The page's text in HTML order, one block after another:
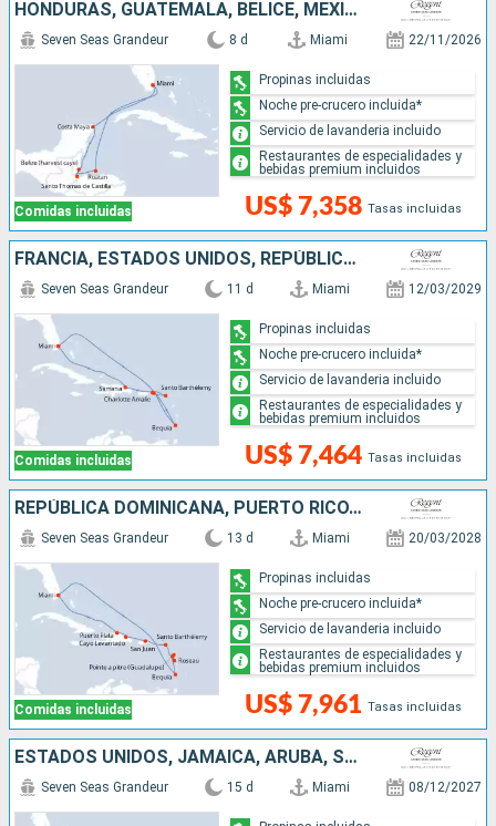
HONDURAS, GUATEMALA, BELICE, MÉXICO, ESTADOS UNIDOS
Comidas incluidas
Seven Seas Grandeur 8 d Miami 22/11/2026
US$ 7,358 Tasas incluidas
Propinas incluidas
Noche pre-crucero incluida*
Servicio de lavanderia incluido
Restaurantes de especialidades y
bebidas premium incluidos
FRANCIA, ESTADOS UNIDOS, REPÚBLICA DOMINICANA, SAN VINCENT Y LAS GRANADINAS
Comidas incluidas
Seven Seas Grandeur 11 d Miami 12/03/2029
US$ 7,464 Tasas incluidas
Propinas incluidas
Noche pre-crucero incluida*
Servicio de lavanderia incluido
Restaurantes de especialidades y
bebidas premium incluidos
REPÚBLICA DOMINICANA, PUERTO RICO, FRANCIA, DOMINICA, SAN VINCENT Y LAS GRANADINAS, ESTADOS UNIDOS
Comidas incluidas
Seven Seas Grandeur 13 d Miami 20/03/2028
US$ 7,961 Tasas incluidas
Propinas incluidas
Noche pre-crucero incluida*
Servicio de lavanderia incluido
Restaurantes de especialidades y
bebidas premium incluidos
ESTADOS UNIDOS, JAMAICA, ARUBA, SANTA LUCIA, BARBADOS
Seven Seas Grandeur 15 d Miami 08/12/2027